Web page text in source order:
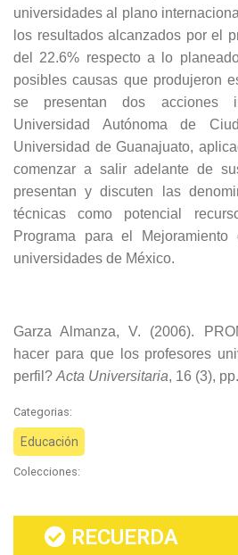
universidades al plano
los resultados alcanzados por el
del 22.6% respecto a lo
posibles causas que produjeron
se presentan dos acciones
Universidad Autónoma de
Universidad de Guanajuato,
comenzar a salir adelante de
presentan y discuten las
técnicas como potencial
Programa para el
universidades de México.
Garza Almanza, V. (2006).
hacer para que los profesores
perfil? Acta Universitaria, 16 (3),
Categorias:
Educación
Colecciones:
RECUERDA